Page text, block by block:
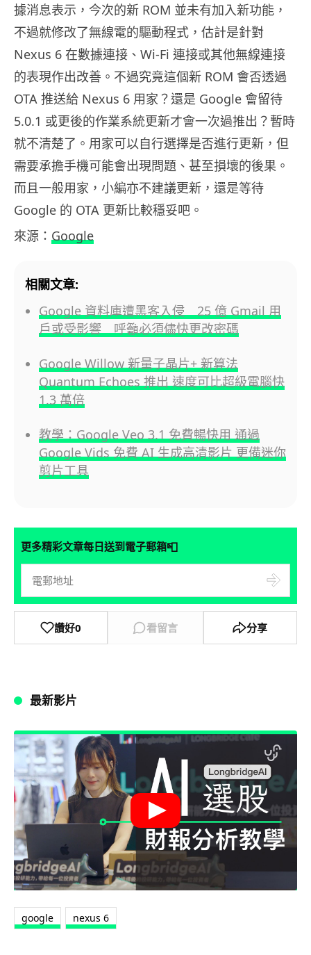
據消息表示，今次的新 ROM 並未有加入新功能，
不過就修改了無線電的驅動程式，估計是針對
Nexus 6 在數據連接、Wi-Fi 連接或其他無線連接
的表現作出改善。不過究竟這個新 ROM 會否透過
OTA 推送給 Nexus 6 用家？還是 Google 會留待
5.0.1 或更後的作業系統更新才會一次過推出？暫時
就不清楚了。用家可以自行選擇是否進行更新，但
需要承擔手機可能會出現問題、甚至損壞的後果。
而且一般用家，小編亦不建議更新，還是等待
Google 的 OTA 更新比較穩妥吧。
來源： Google
相關文章:
Google 資料庫遭黑客入侵 25 億 Gmail 用
戶或受影響 呼籲必須儘快更改密碼
Google Willow 新量子晶片+ 新算法
Quantum Echoes 推出 速度可比超級電腦快
1.3 萬倍
教學：Google Veo 3.1 免費暢快用 通過
Google Vids 免費 AI 生成高清影片 更備迷你
剪片工具
更多精彩文章每日送到電子郵箱📮
讚好0 看留言 分享
最新影片
google nexus 6